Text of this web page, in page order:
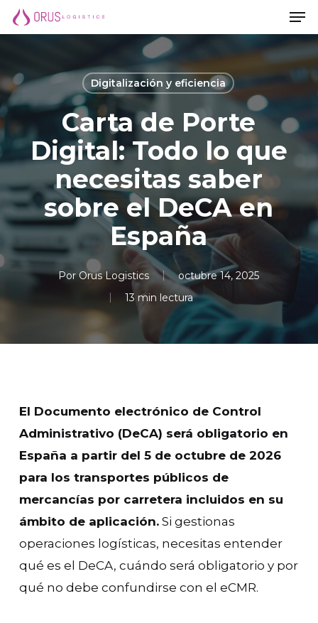
Saltar
al
principal
Digitalización y eficiencia
Carta de Porte
Digital: Todo lo que
necesitas saber
sobre el DeCA en
España
Por Orus Logistics
octubre 14, 2025
13 min lectura
El Documento electrónico de Control
Administrativo (DeCA) será obligatorio en
España a partir del 5 de octubre de 2026
para los transportes públicos de
mercancías por carretera incluidos en su
ámbito de aplicación.Si gestionas
operaciones logísticas, necesitas entender
qué es el DeCA, cuándo será obligatorio y por
qué no debe confundirse con el eCMR.
Menú